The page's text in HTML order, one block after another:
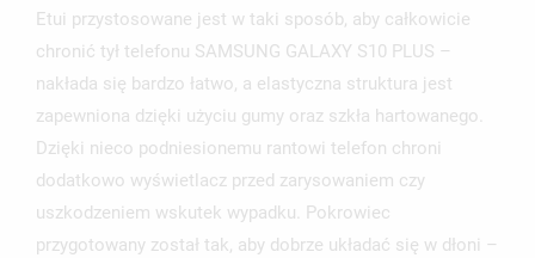
Etui przystosowane jest w taki sposób, aby całkowicie
chronić tył telefonu SAMSUNG GALAXY S10 PLUS –
nakłada się bardzo łatwo, a elastyczna struktura jest
zapewniona dzięki użyciu gumy oraz szkła hartowanego.
Dzięki nieco podniesionemu rantowi telefon chroni
dodatkowo wyświetlacz przed zarysowaniem czy
uszkodzeniem wskutek wypadku. Pokrowiec
przygotowany został tak, aby dobrze układać się w dłoni –
add_circle_outline UTWÓRZ NOWĄ LISTĘ
ANULUJ UTWÓRZ LISTĘ ŻYCZEŃ